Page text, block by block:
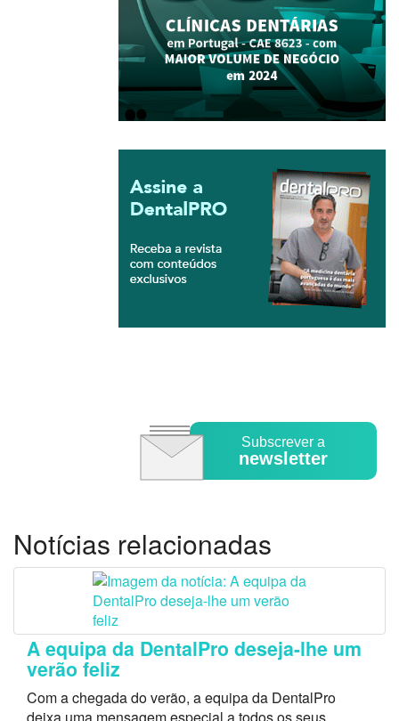
Subscrever a
newsletter
Notícias relacionadas
A equipa da DentalPro deseja-lhe um
verão feliz
Com a chegada do verão, a equipa da DentalPro